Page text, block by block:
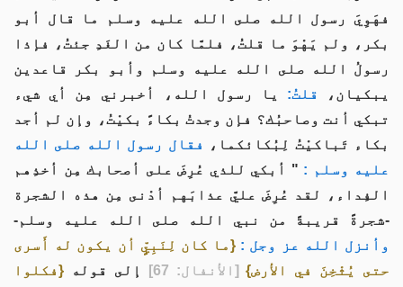
فهَوِيَ رسول الله صلى الله عليه وسلم ما قال أبو
بكر، ولم يَهْوَ ما قلتُ، فلمَّا كان من الغَدِ جئتُ، فإذا
رسولُ الله صلى الله عليه وسلم وأبو بكر قاعدين
يبكيان،
قلتُ: يا رسول الله، أخبرني مِن أي شيء
تبكي أنت وصاحبُك؟ فإن وجدتُ بكاءً بكيْتُ، وإن لم أجد
بكاء تَباكيْتُ لِبُكائكما،
فقال رسول الله صلى الله
عليه وسلم : " أبكي للذي عُرِضَ على أصحابك مِن أخذِهم
الفِداء، لقد عُرِضَ عليَّ عذابَهم أدْنى مِن هذه الشجرة
-شجرةً قريبةً من نبي الله صلى الله عليه وسلم-
وأنزل الله عز وجل : {ما كان لِنَبِيٍّ أن يكون له أَسرى
حتى يُثْخِنَ في الأرض} [الأنفال: 67] إلى قوله {فكلوا